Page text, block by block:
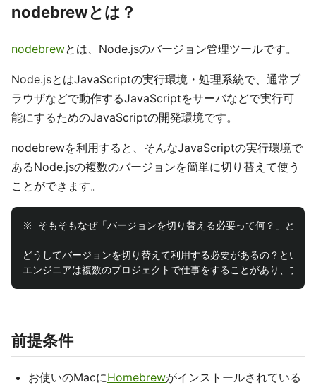
nodebrewとは？
nodebrewとは、Node.jsのバージョン管理ツールです。
Node.jsとはJavaScriptの実行環境・処理系統で、通常ブ
ラウザなどで動作するJavaScriptをサーバなどで実行可
能にするためのJavaScriptの開発環境です。
nodebrewを利用すると、そんなJavaScriptの実行環境で
あるNode.jsの複数のバージョンを簡単に切り替えて使う
ことができます。
※ そもそもなぜ「バージョンを切り替える必要って何？」と思
どうしてバージョンを切り替えて利用する必要があるの？という
前提条件
お使いのMacにHomebrewがインストールされている